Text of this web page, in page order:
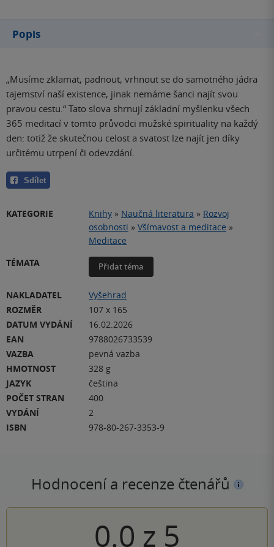
Popis
„Musíme zklamat, padnout, vrhnout se do samotného jádra
tajemství naší existence, jinak nemáme šanci najít svou
pravou cestu.“ Tato slova shrnují základní myšlenku všech
365 meditací v tomto průvodci mužské spirituality na každý
den: totiž že skutečnou celost a svatost lze najít jen díky
určitému utrpení či odevzdání.
Sdílet
KATEGORIE Knihy » Naučná literatura » Rozvoj
osobnosti » Všímavost a meditace »
Meditace
TÉMATA
Přidat téma
NAKLADATEL
Vyšehrad
ROZMĚR
107 x 165
DATUM VYDÁNÍ
16.02.2026
EAN
9788026733539
VAZBA
pevná vazba
HMOTNOST
328 g
JAZYK
čeština
POČET STRAN
400
VYDÁNÍ
2
ISBN
978-80-267-3353-9
Hodnocení a recenze čtenářů
0.0 z 5